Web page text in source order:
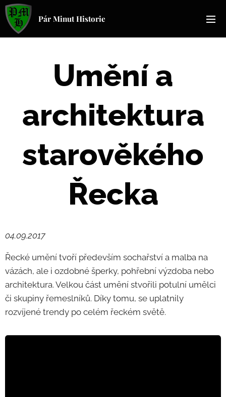
Pár Minut Historie
Umění a
architektura
starověkého
Řecka
04.09.2017
Řecké umění tvoří především sochařství a malba na
vázách, ale i ozdobné šperky, pohřební výzdoba nebo
architektura. Velkou část umění stvořili potulní umělci
či skupiny řemeslníků. Díky tomu, se uplatnily
rozvíjené trendy po celém řeckém světě.